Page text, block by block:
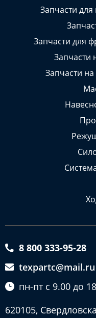
Запчасти для
Запчасти для
Запчасти
Запчасти на
8 800 333-95-28
texpartc@mail.ru
пн-пт с 9.00 до
620105,